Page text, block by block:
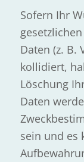
Sofern Ihr
Daten (z. B.
kollidiert,
Löschung
Daten
sein und es